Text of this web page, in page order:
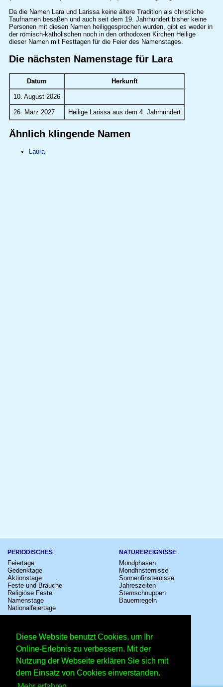
Diese Website benutzt Cookies, um Ihr
Online-Erlebnis zu verbessern. Mit der
Nutzung der Webseite erklären Sie sich mit
dem Einsatz von Cookies einverstanden.
Da die Namen Lara und Larissa keine ältere Tradition als christliche
Taufnamen besaßen und auch seit dem 19. Jahrhundert bisher keine
Personen mit diesen Namen heiliggesprochen wurden, gibt es weder in
der römisch-katholischen noch in den orthodoxen Kirchen Heilige
dieser Namen mit Festtagen für die Feier des Namenstages.
Die nächsten Namenstage für Lara
Datum Herkunft
10. August 2026
26. März 2027 Heilige Larissa aus dem 4. Jahrhundert
Ähnlich klingende Namen
Laura
PERIODISCHES
Feiertage
Gedenktage
Aktionstage
Feste und Bräuche
Religiöse Feste
Namenstage
Nationalfeiertage
NATUREREIGNISSE
Mondphasen
Mondfinsternisse
Sonnenfinsternisse
Jahreszeiten
Sternschnuppen
Bauernregeln
Konzerte
Kinostarts
Festivals
Fußball
Comedy
Shows
Zeitumstellung
Sternzeichen
Schalttage
Messen
Erinnerungen
Volksfeste